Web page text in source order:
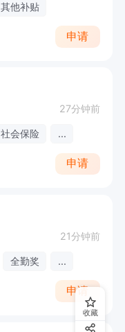
其他补贴
申请
27分钟前
社会保险 ...
申请
21分钟前
全勤奖 ...
申请
收藏